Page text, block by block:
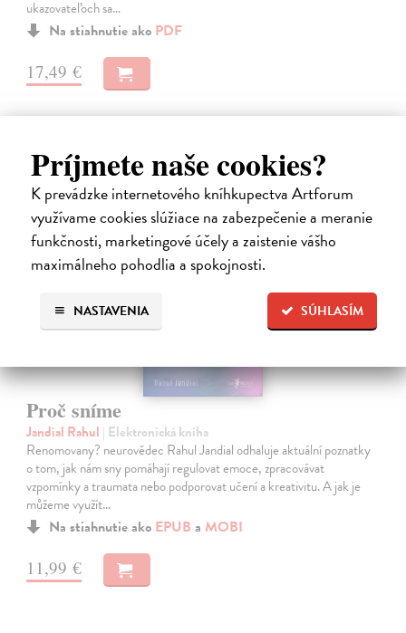
Príjmete naše cookies?
K prevádzke internetového kníhkupectva Artforum
využívame cookies slúžiace na zabezpečenie a meranie
funkčnosti, marketingové účely a zaistenie vášho
maximálneho pohodlia a spokojnosti.
SÚHLASÍM
NASTAVENIA
ukazovateľoch sa…
Na stiahnutie ako PDF
17,49 €
Proč sníme
Jandial Rahul | Elektronická kniha
Renomovany? neurovědec Rahul Jandial odhaluje aktuální poznatky
o tom, jak nám sny pomáhají regulovat emoce, zpracovávat
vzpomínky a traumata nebo podporovat učení a kreativitu. A jak je
můžeme využít…
Na stiahnutie ako EPUB a MOBI
11,99 €